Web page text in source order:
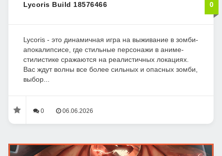
Lycoris Build 18576466 0
Lycoris - это динамичная игра на выживание в зомби-
апокалипсисе, где стильные персонажи в аниме-
стилистике сражаются на реалистичных локациях.
Вас ждут волны все более сильных и опасных зомби,
выбор...
0 06.06.2026